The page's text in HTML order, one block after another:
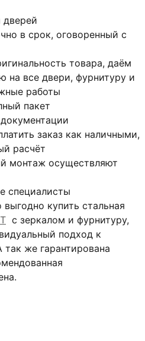
в срок, оговоренный с
товара, даём
на все двери, фурнитуру и
работы
пакет
заказ как наличными,
расчёт
монтаж осуществляют
специалисты
купить стальная
с зеркалом и фурнитуру,
подход к
же гарантирована